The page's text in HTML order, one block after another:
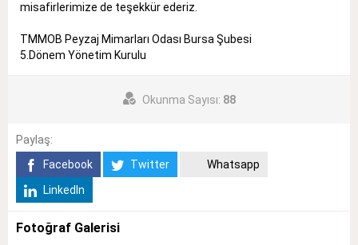
misafirlerimize de teşekkür ederiz.
TMMOB Peyzaj Mimarları Odası Bursa Şubesi
5.Dönem Yönetim Kurulu
Okunma Sayısı: 88
Paylaş:
Facebook
Twitter
Whatsapp
LinkedIn
Fotoğraf Galerisi